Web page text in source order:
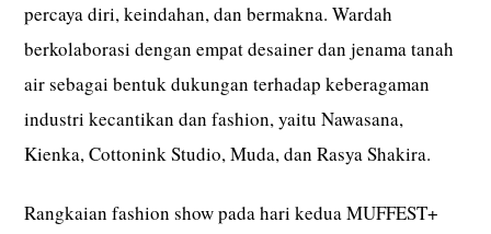
percaya diri, keindahan, dan bermakna. Wardah
berkolaborasi dengan empat desainer dan jenama tanah
air sebagai bentuk dukungan terhadap keberagaman
industri kecantikan dan fashion, yaitu Nawasana,
Kienka, ⁠Cottonink Studio, Muda, dan ⁠Rasya Shakira.
Rangkaian fashion show pada hari kedua MUFFEST+